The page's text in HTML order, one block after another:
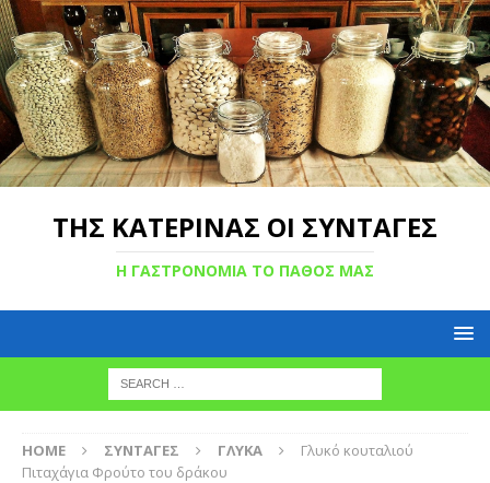
ΤΗΣ ΚΑΤΕΡΙΝΑΣ ΟΙ ΣΥΝΤΑΓΕΣ
Η ΓΑΣΤΡΟΝΟΜΙΑ ΤΟ ΠΑΘΟΣ ΜΑΣ
HOME ΣΥΝΤΑΓΕΣ ΓΛΥΚΑ
Γλυκό κουταλιού
Πιταχάγια Φρούτο του δράκου